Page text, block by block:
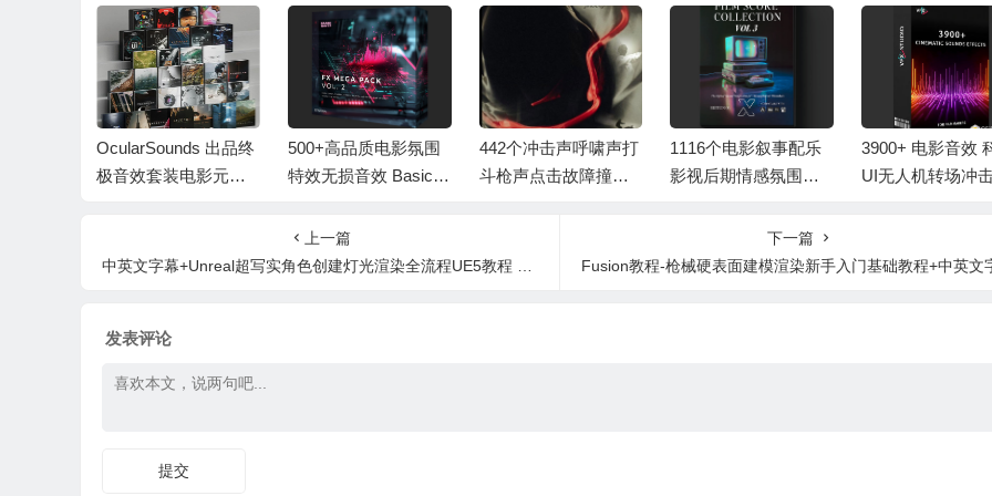
OcularSounds 出品终
极音效套装电影元素
ss Bundle
500+高品质电影氛围
特效无损音效 Basic
Vol.2
442个冲击声呼啸声打
斗枪声点击故障撞击
Pack Vol. 3
1116个电影叙事配乐
影视后期情感氛围渲
Score Collection Vol 3
3900+ 电影音效
UI无人机转场冲
Sound Effects
上一篇
中英文字幕+Unreal超写实角色创建灯光渲染全流程UE5教程 Hyperreal 3D Character Creation in UE5 1-6
下一篇
Fusion教程-枪械硬表面建模渲染新手入门基础教程+中英文字幕 Introduction to
发表评论